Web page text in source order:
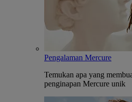
Pengalaman Mercure
Temukan apa yang
penginapan Mercure unik